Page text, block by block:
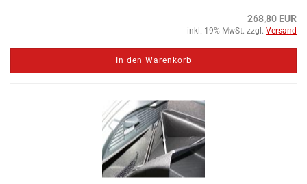
268,80 EUR
inkl. 19% MwSt. zzgl. Versand
In den Warenkorb